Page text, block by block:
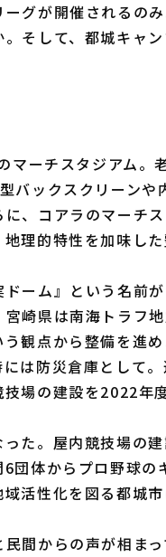
グが開催されるの
そして、都城キャ
ーチスタジアム。
バックスクリーン
、コアラのマーチ
理的特性を加味し
ドーム』という名前
崎県は南海トラフ
観点から整備を進
は防災倉庫として
場の建設を2022年
た。屋内競技場の
団体からプロ野球
活性化を図る都城
民間からの声が相ま